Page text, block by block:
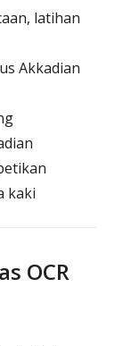
latihan
Akkadian
kaki
OCR